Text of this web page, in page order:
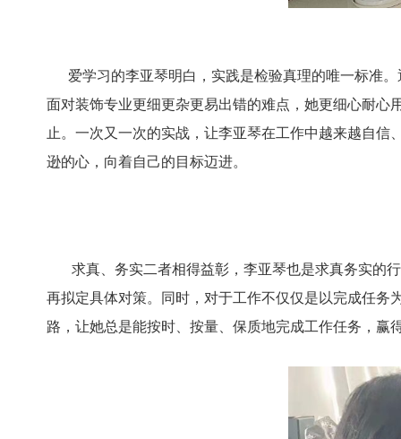
爱学习的李亚琴明白，实践是检验真理的唯一标准。
面对装饰专业更细更杂更易出错的难点，她更细心耐心
止。一次又一次的实战，让李亚琴在工作中越来越自
逊的心，向着自己的目标迈进。
求真、务实二者相得益彰，李亚琴也是求真务实的行
再拟定具体对策。同时，对于工作不仅仅是以完成任务
路，让她总是能按时、按量、保质地完成工作任务，